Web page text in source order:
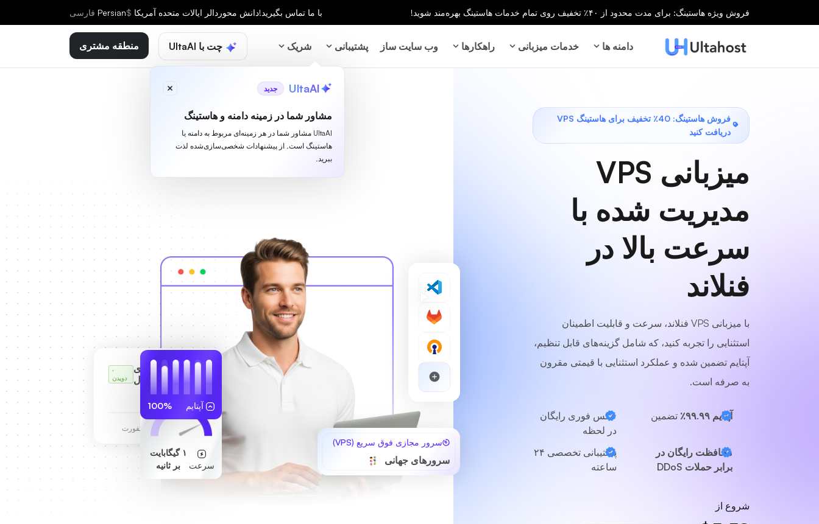
فروش ویژه هاستینگ: برای مدت محدود از ۴۰٪ تخفیف روی تمام خدمات هاستینگ بهره‌مند شوید! با ما تماس بگیرید!دانش محور دالر ایالات متحده آمریکا $
Persian فارسى
دامنه ها خدمات میزبانی راهکارها وب سایت ساز پشتیبانی شریک چت با UltaAI
UltaAI جدید
مشاور شما در زمینه دامنه و هاستینگ
UltaAI مشاور شما در هر زمینه‌ای مربوط به دامنه یا
هاستینگ است. از پیشنهادات شخصی‌سازی‌شده لذت
ببرید.
منطقه مشتری
فروش هاستینگ: 40٪ تخفیف برای هاستینگ VPS
دریافت کنید
میزبانی VPS
مدیریت شده با
سرعت بالا در
فنلاند
با میزبانی VPS فنلاند، سرعت و قابلیت اطمینان
استثنایی را تجربه کنید، که شامل گزینه‌های قابل تنظیم،
آپتایم تضمین شده و عملکرد استثنایی با قیمتی مقرون
به صرفه است.
آپتایم ۹۹.۹۹٪ تضمین
عکس فوری رایگان
در لحظه
محافظت رایگان در
برابر حملات DDoS
پشتیبانی تخصصی ۲۴
ساعته
شروع از
سرور مجازی
کارل
دویدن
255.189.85.19
مرکز داده فرانکفورت
سرعت
۱ گیگابایت
بر ثانیه
آپتایم 100%
سرور مجازی فوق سریع (VPS)
سرورهای جهانی